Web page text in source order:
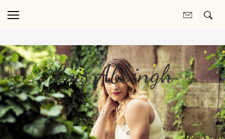
Lois Abbingh